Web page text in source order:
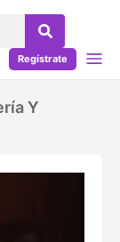
Regístrate
Y